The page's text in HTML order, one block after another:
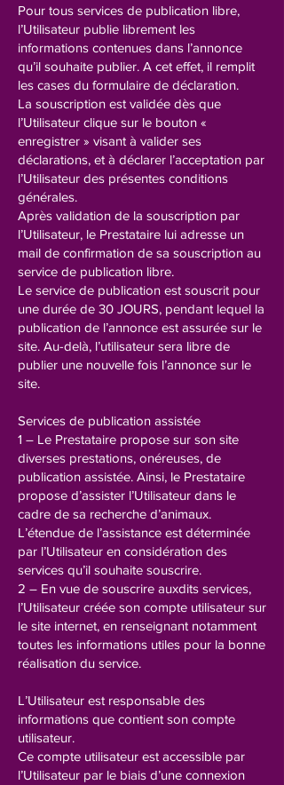
Pour tous services de publication libre,
l’Utilisateur publie librement les
informations contenues dans l’annonce
qu’il souhaite publier. A cet effet, il remplit
les cases du formulaire de déclaration.
La souscription est validée dès que
l’Utilisateur clique sur le bouton «
enregistrer » visant à valider ses
déclarations, et à déclarer l’acceptation par
l’Utilisateur des présentes conditions
générales.
Après validation de la souscription par
l’Utilisateur, le Prestataire lui adresse un
mail de confirmation de sa souscription au
service de publication libre.
Le service de publication est souscrit pour
une durée de 30 JOURS, pendant lequel la
publication de l’annonce est assurée sur le
site. Au-delà, l’utilisateur sera libre de
publier une nouvelle fois l’annonce sur le
site.
Services de publication assistée
1 – Le Prestataire propose sur son site
diverses prestations, onéreuses, de
publication assistée. Ainsi, le Prestataire
propose d’assister l’Utilisateur dans le
cadre de sa recherche d’animaux.
L’étendue de l’assistance est déterminée
par l’Utilisateur en considération des
services qu’il souhaite souscrire.
2 – En vue de souscrire auxdits services,
l’Utilisateur créée son compte utilisateur sur
le site internet, en renseignant notamment
toutes les informations utiles pour la bonne
réalisation du service.
L’Utilisateur est responsable des
informations que contient son compte
utilisateur.
Ce compte utilisateur est accessible par
l’Utilisateur par le biais d’une connexion